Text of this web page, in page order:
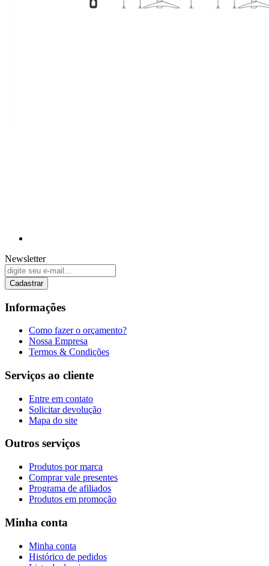
Newsletter
Cadastrar
Informações
Como fazer o orçamento?
Nossa Empresa
Termos & Condições
Serviços ao cliente
Entre em contato
Solicitar devolução
Mapa do site
Outros serviços
Produtos por marca
Comprar vale presentes
Programa de afiliados
Produtos em promoção
Minha conta
Minha conta
Histórico de pedidos